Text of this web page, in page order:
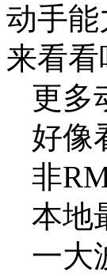
动手能
来看
更多
好像
非
本地
一大